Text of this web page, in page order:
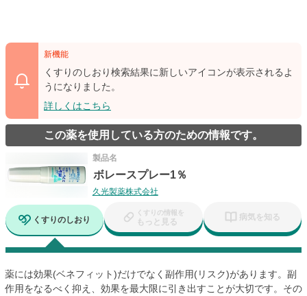
新機能
くすりのしおり検索結果に新しいアイコンが表示されるよ
うになりました。
詳しくはこちら
この薬を使用している方のための情報です。
製品名
ボレースプレー1％
久光製薬株式会社
くすりのしおり
くすりの情報を
もっと見る 病気を知る
薬には効果(ベネフィット)だけでなく副作用(リスク)があります。副
作用をなるべく抑え、効果を最大限に引き出すことが大切です。その